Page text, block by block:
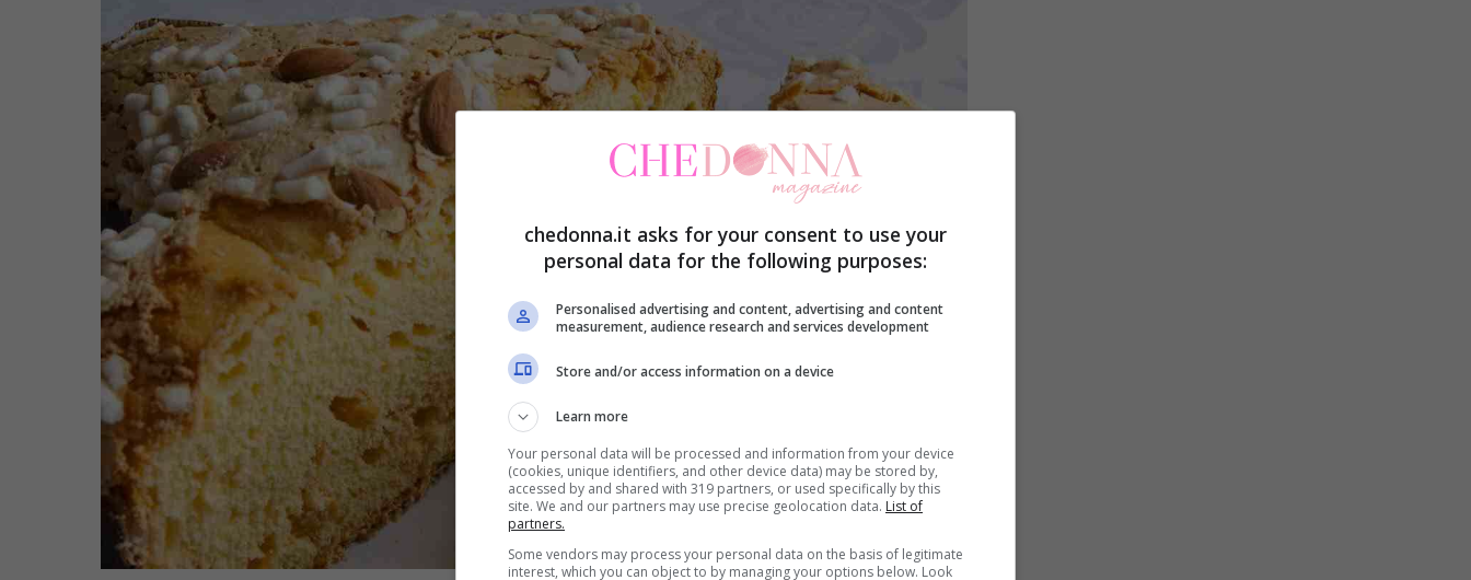
chedonna.it asks for your consent to use your
personal data for the following purposes:
Personalised advertising and content, advertising and content
measurement, audience research and services development
Store and/or access information on a device
Learn more
Your personal data will be processed and information from your device
(cookies, unique identifiers, and other device data) may be stored by,
accessed by and shared with 319 partners, or used specifically by this
site. We and our partners may use precise geolocation data. List of
partners.
Some vendors may process your personal data on the basis of legitimate
interest, which you can object to by managing your options below. Look